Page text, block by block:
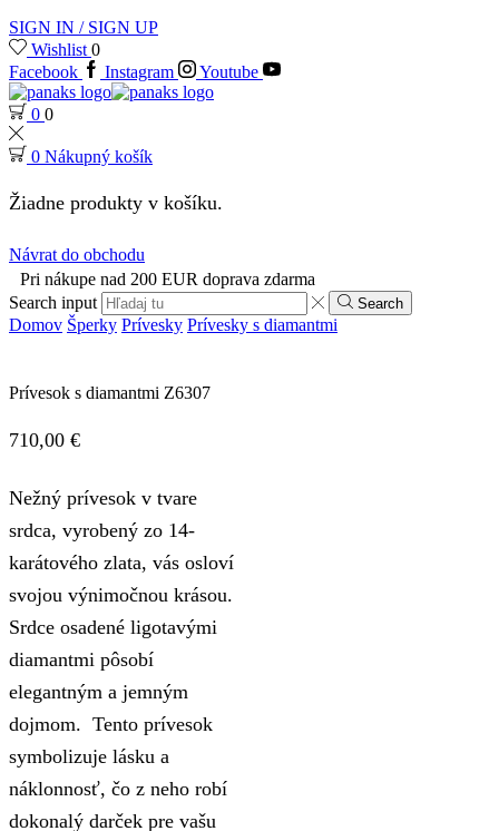
SIGN IN / SIGN UP
Wishlist 0
Facebook
Instagram Youtube
0 0
0 Nákupný košík
Žiadne produkty v košíku.
Návrat do obchodu
Pri nákupe nad 200 EUR doprava zdarma
Search input
Search
Domov Šperky Prívesky Prívesky s diamantmi
Prívesok s diamantmi Z6307
710,00 €
Nežný prívesok v tvare
srdca, vyrobený zo 14-
karátového zlata, vás osloví
svojou výnimočnou krásou.
Srdce osadené ligotavými
diamantmi pôsobí
elegantným a jemným
dojmom. Tento prívesok
symbolizuje lásku a
náklonnosť, čo z neho robí
dokonalý darček pre vašu